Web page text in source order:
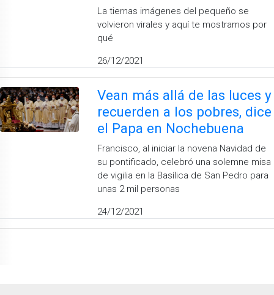
La tiernas imágenes del pequeño se
volvieron virales y aquí te mostramos por
qué
26/12/2021
Vean más allá de las luces y
recuerden a los pobres, dice
el Papa en Nochebuena
Francisco, al iniciar la novena Navidad de
su pontificado, celebró una solemne misa
de vigilia en la Basílica de San Pedro para
unas 2 mil personas
24/12/2021